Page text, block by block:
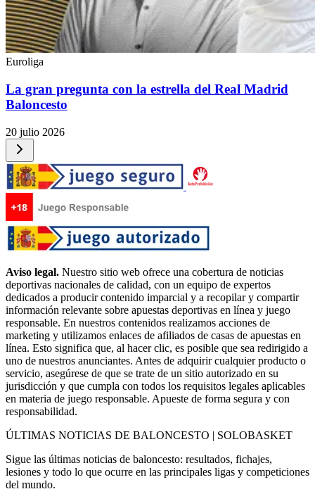
Euroliga
La gran pregunta con la estrella del Real Madrid
Baloncesto
20 julio 2026
Aviso legal. Nuestro sitio web ofrece una cobertura de noticias
deportivas nacionales de calidad, con un equipo de expertos
dedicados a producir contenido imparcial y a recopilar y compartir
información relevante sobre apuestas deportivas en línea y juego
responsable. En nuestros contenidos realizamos acciones de
marketing y utilizamos enlaces de afiliados de casas de apuestas en
línea. Esto significa que, al hacer clic, es posible que sea redirigido a
uno de nuestros anunciantes. Antes de adquirir cualquier producto o
servicio, asegúrese de que se trate de un sitio autorizado en su
jurisdicción y que cumpla con todos los requisitos legales aplicables
en materia de juego responsable. Apueste de forma segura y con
responsabilidad.
ÚLTIMAS NOTICIAS DE BALONCESTO | SOLOBASKET
Sigue las últimas noticias de baloncesto: resultados, fichajes,
lesiones y todo lo que ocurre en las principales ligas y competiciones
del mundo.